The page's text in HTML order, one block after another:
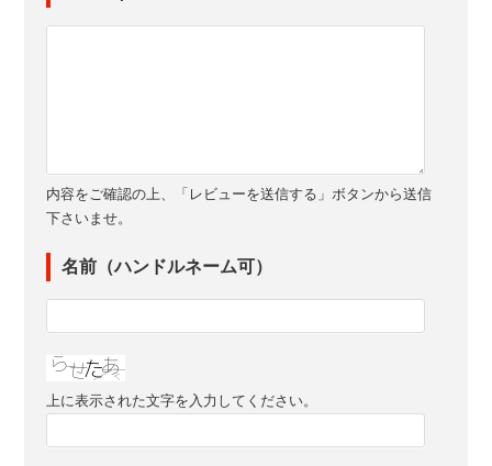
内容をご確認の上、「レビューを送信する」ボタンから送信
下さいませ。
名前（ハンドルネーム可）
上に表示された文字を入力してください。